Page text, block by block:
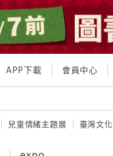
APP下載 會員中心
兒童情緒主題展 臺灣文